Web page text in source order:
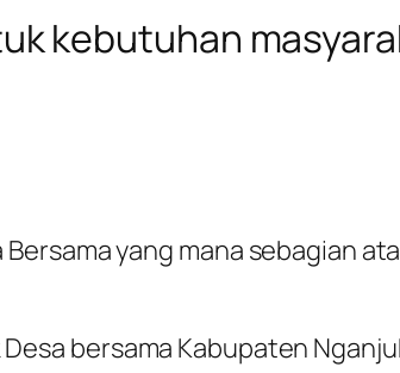
kebutuhan
Bersama yang mana sebagian
bersama Kabupaten